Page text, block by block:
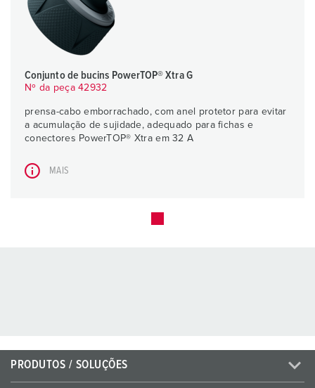
Conjunto de bucins PowerTOP® Xtra G
Nº da peça 42932
prensa-cabo emborrachado, com anel protetor para evitar
a acumulação de sujidade, adequado para fichas e
conectores PowerTOP® Xtra em 32 A
MAIS
PRODUTOS / SOLUÇÕES